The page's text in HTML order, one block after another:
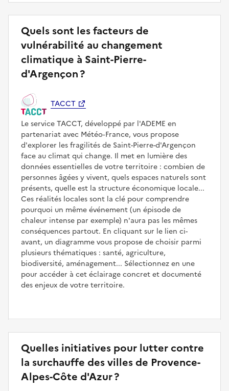
Quels sont les facteurs de
vulnérabilité au changement
climatique à Saint-Pierre-
d'Argençon ?
TACCT
Le service TACCT, développé par l'ADEME en
partenariat avec Météo‑France, vous propose
d'explorer les fragilités de Saint-Pierre-d'Argençon
face au climat qui change. Il met en lumière des
données essentielles de votre territoire : combien de
personnes âgées y vivent, quels espaces naturels sont
présents, quelle est la structure économique locale...
Ces réalités locales sont la clé pour comprendre
pourquoi un même événement (un épisode de
chaleur intense par exemple) n'aura pas les mêmes
conséquences partout. En cliquant sur le lien ci-
avant, un diagramme vous propose de choisir parmi
plusieurs thématiques : santé, agriculture,
biodiversité, aménagement... Sélectionnez en une
pour accéder à cet éclairage concret et documenté
des enjeux de votre territoire.
Quelles initiatives pour lutter contre
la surchauffe des villes de Provence-
Alpes-Côte d'Azur ?